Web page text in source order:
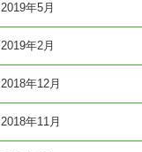
2019年5月
2019年2月
2018年12月
2018年11月